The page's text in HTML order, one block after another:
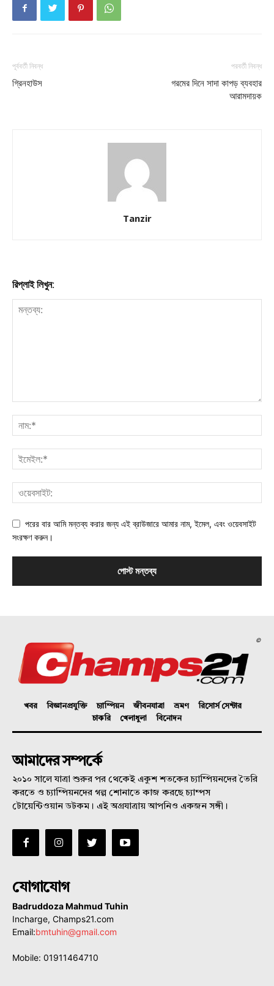
About
Contact us
Download PhotoCard
পূর্ববর্তী নিবন্ধ
গ্রিনহাউস
পরবর্তী নিবন্ধ
গরমের দিনে সাদা কাপড় ব্যবহার
আরামদায়ক
Tanzir
রিপ্লাই লিখুন:
পরের বার আমি মন্তব্য করার জন্য এই ব্রাউজারে আমার নাম, ইমেল, এবং ওয়েবসাইট
সংরক্ষণ করুন।
©
খবর বিজ্ঞানপ্রযুক্তি চ্যাম্পিয়ন জীবনযাত্রা ভ্রমণ
রিসোর্স সেন্টার
চাকরি
খেলাধুলা বিনোদন
আমাদের সম্পর্কে
২০১০ সালে যাত্রা শুরুর পর থেকেই একুশ শতকের চ্যাম্পিয়নদের তৈরি
করতে ও চ্যাম্পিয়নদের গল্প শোনাতে কাজ করছে চ্যাম্পস
টোয়েন্টিওয়ান ডটকম। এই অগ্রযাত্রায় আপনিও একজন সঙ্গী।
যোগাযোগ
Badruddoza Mahmud Tuhin
Incharge, Champs21.com
Email:bmtuhin@gmail.com
Mobile: 01911464710